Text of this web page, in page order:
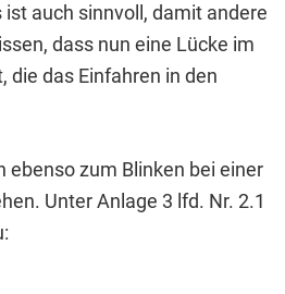
auch sinnvoll, damit andere
dass nun eine Lücke im
die das Einfahren in den
ebenso zum Blinken bei einer
Unter Anlage 3 lfd. Nr. 2.1